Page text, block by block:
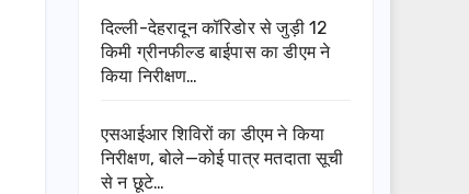
दिल्ली-देहरादून कॉरिडोर से जुड़ी 12
किमी ग्रीनफील्ड बाईपास का डीएम ने
किया निरीक्षण…
एसआईआर शिविरों का डीएम ने किया
निरीक्षण, बोले—कोई पात्र मतदाता सूची
से न छूटे…